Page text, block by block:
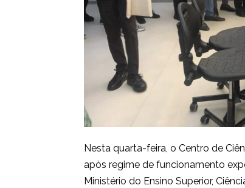
Nesta quarta-feira, o Centro de
após regime de funcionamento
Ministério do Ensino Superior,